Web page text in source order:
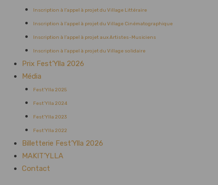
Inscription à l’appel à projet du Village Littéraire
Inscription à l’appel à projet du Village Cinématographique
Inscription à l’appel à projet aux Artistes-Musiciens
Inscription à l’appel à projet du Village solidaire
Prix Fest’Ylla 2026
Média
Fest’Ylla 2025
Fest’Ylla 2024
Fest’Ylla 2023
Fest’Ylla 2022
Billetterie Fest’Ylla 2026
MAKIT’YLLA
Contact